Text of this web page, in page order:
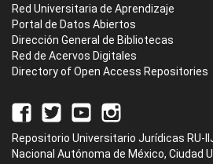
Red Universitaria de Aprendizaje
Portal de Datos Abiertos
Dirección General de Bibliotecas
Red de Acervos Digitales
Directory of Open Access Repositories
Repositorio Universitario Jurídicas RU-
Nacional Autónoma de México, Ciudad